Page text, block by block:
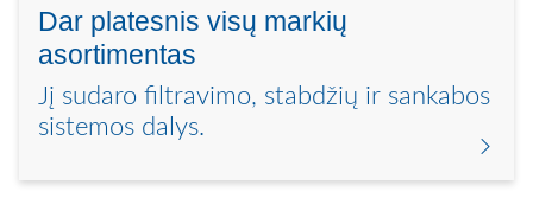
Dar platesnis visų markių
asortimentas
Jį sudaro filtravimo, stabdžių ir sankabos
sistemos dalys.